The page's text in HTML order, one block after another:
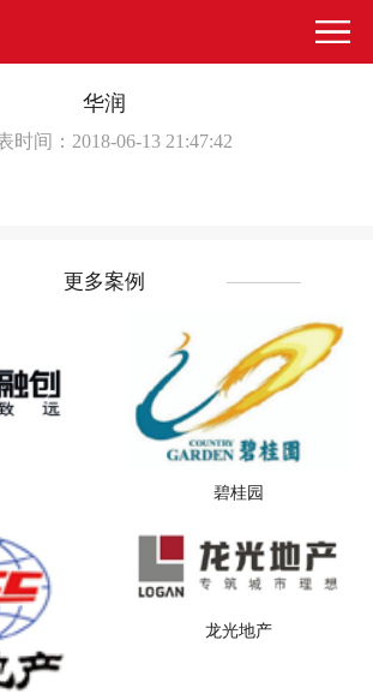
华润
时间：2018-06-13 21:47:42
更多案例
碧桂园
龙光地产